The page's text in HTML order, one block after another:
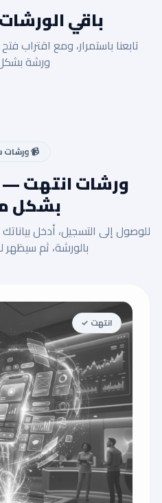
باقي
تابعنا باستمرار، ومع اقتراب
ورشة
📹 ورشات
ورشات انتهت
بشكل
للوصول إلى التسجيل، أدخل
بالورشة، ثم سيظهر
انتهت ✓